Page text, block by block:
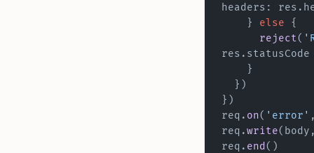
headers:
    }
else {
      reject
(
    }
  })
})
req. on( 'error'
req.write
req. end ()